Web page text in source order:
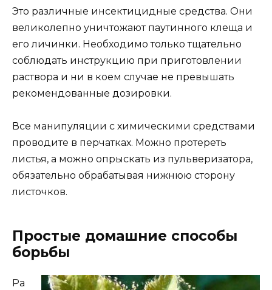
Это различные инсектицидные средства. Они
великолепно уничтожают паутинного клеща и
его личинки. Необходимо только тщательно
соблюдать инструкцию при приготовлении
раствора и ни в коем случае не превышать
рекомендованные дозировки.
Все манипуляции с химическими средствами
проводите в перчатках. Можно протереть
листья, а можно опрыскать из пульверизатора,
обязательно обрабатывая нижнюю сторону
листочков.
Простые домашние способы
борьбы
Ра